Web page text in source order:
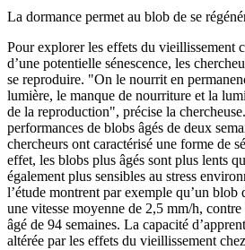
La dormance permet au blob de se
Pour explorer les effets du vieillissement
d’une potentielle sénescence, les
se reproduire. "On le nourrit en
lumière, le manque de nourriture et la
de la reproduction", précise la
performances de blobs âgés de deux
chercheurs ont caractérisé une forme de
effet, les blobs plus âgés sont plus lents
également plus sensibles au stress
l’étude montrent par exemple qu’un blob
une vitesse moyenne de 2,5 mm/h,
âgé de 94 semaines. La capacité
altérée par les effets du vieillissement